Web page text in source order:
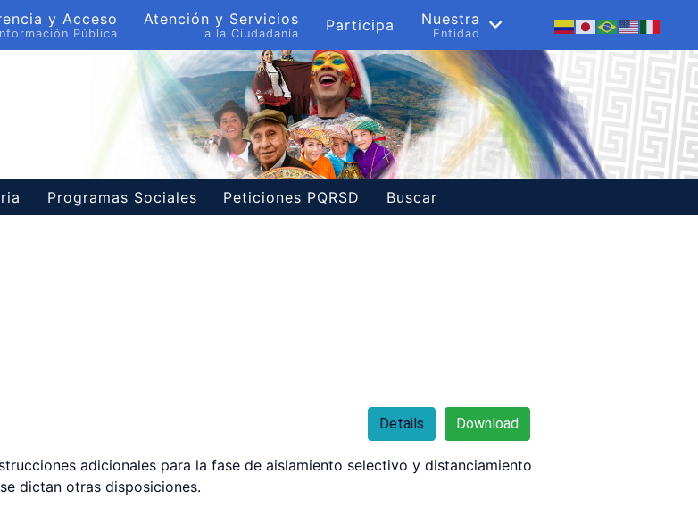
y Acceso
Pública
Atención y Servicios
a la Ciudadanía Participa Nuestra
Entidad
Programas Sociales Peticiones PQRSD Buscar
Download
Details
adicionales para la fase de aislamiento selectivo y distanciamiento
dictan otras disposiciones.